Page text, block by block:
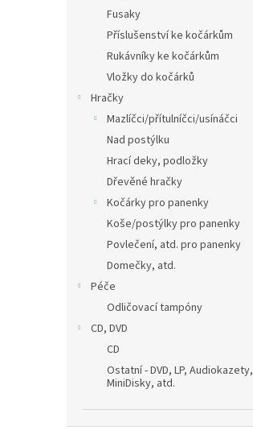
Fusaky
Příslušenství ke kočárkům
Rukávníky ke kočárkům
Vložky do kočárků
Hračky
Mazlíčci/přítulníčci/usínáčci
Nad postýlku
Hrací deky, podložky
Dřevěné hračky
Kočárky pro panenky
Koše/postýlky pro panenky
Povlečení, atd. pro panenky
Domečky, atd.
Péče
Odličovací tampóny
CD, DVD
CD
Ostatní - DVD, LP, Audiokazety,
MiniDisky, atd.